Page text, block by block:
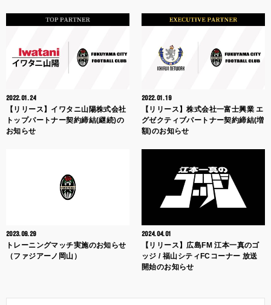
2022.01.24
【リリース】イワタニ山陽株式会社
トップパートナー契約締結(継続)の
お知らせ
2022.01.19
【リリース】株式会社一富士興業 エ
グゼクティブパートナー契約締結(増
額)のお知らせ
2023.09.29
トレーニングマッチ実施のお知らせ
（ファジアーノ岡山）
2024.04.01
【リリース】広島FM 江本一真のゴ
ッジ / 福山シティFCコーナー 放送
開始のお知らせ